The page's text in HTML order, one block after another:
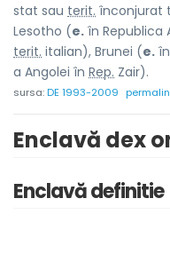
stat sau terit. înconjurat
Lesotho (e. în Republica
terit. italian), Brunei (e.
a Angolei în Rep. Zair).
sursa:DE 1993-2009
Enclavă dex
Enclavă definitie